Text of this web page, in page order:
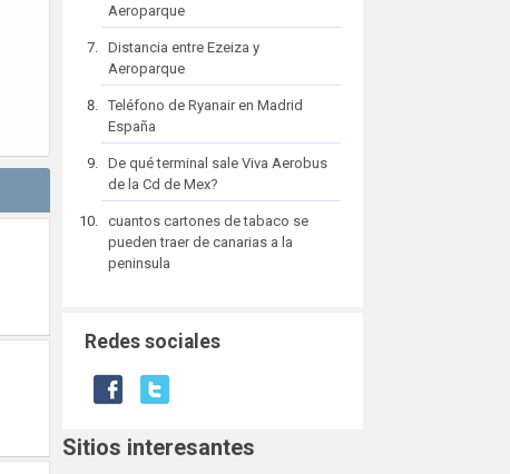
Aeroparque
Distancia entre Ezeiza y
Aeroparque
Teléfono de Ryanair en Madrid
España
De qué terminal sale Viva Aerobus
de la Cd de Mex?
cuantos cartones de tabaco se
pueden traer de canarias a la
peninsula
Redes sociales
Sitios interesantes